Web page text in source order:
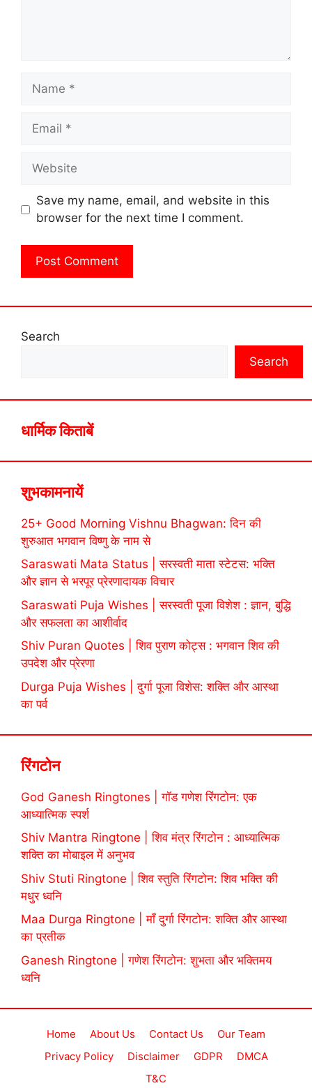
Name
Email
Website
Save my name, email, and website in this
browser for the next time I comment.
Search
Search
धार्मिक किताबें
शुभकामनायें
25+ Good Morning Vishnu Bhagwan: दिन की
शुरुआत भगवान विष्णु के नाम से
Saraswati Mata Status | सरस्वती माता स्टेटस: भक्ति
और ज्ञान से भरपूर प्रेरणादायक विचार
Saraswati Puja Wishes | सरस्वती पूजा विशेश : ज्ञान, बुद्धि
और सफलता का आशीर्वाद
Shiv Puran Quotes | शिव पुराण कोट्स : भगवान शिव की
उपदेश और प्रेरणा
Durga Puja Wishes | दुर्गा पूजा विशेस: शक्ति और आस्था
का पर्व
रिंगटोन
God Ganesh Ringtones | गॉड गणेश रिंगटोन: एक
आध्यात्मिक स्पर्श
Shiv Mantra Ringtone | शिव मंत्र रिंगटोन : आध्यात्मिक
शक्ति का मोबाइल में अनुभव
Shiv Stuti Ringtone | शिव स्तुति रिंगटोन: शिव भक्ति की
मधुर ध्वनि
Maa Durga Ringtone | माँ दुर्गा रिंगटोन: शक्ति और आस्था
का प्रतीक
Ganesh Ringtone | गणेश रिंगटोन: शुभता और भक्तिमय
ध्वनि
Home About Us Contact Us
Our Team
Privacy Policy
Disclaimer GDPR
DMCA
T&C